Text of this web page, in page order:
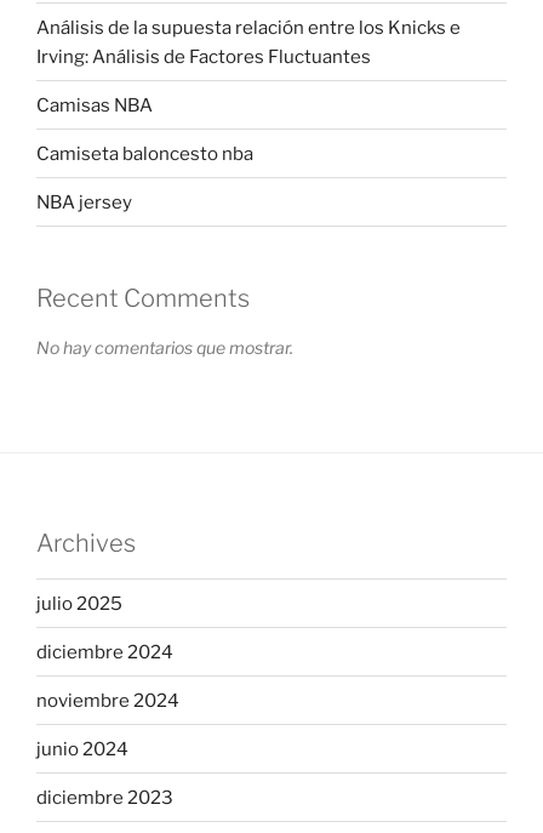
Análisis de la supuesta relación entre los Knicks e
Irving: Análisis de Factores Fluctuantes
Camisas NBA
Camiseta baloncesto nba
NBA jersey
Recent Comments
No hay comentarios que mostrar.
Archives
julio 2025
diciembre 2024
noviembre 2024
junio 2024
diciembre 2023